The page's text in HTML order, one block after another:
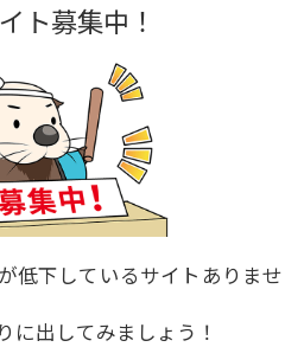
ト募集中！
低下しているサイトありませ
に出してみましょう！